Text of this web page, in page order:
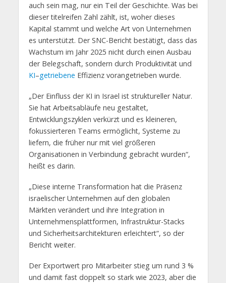
auch sein mag, nur ein Teil der Geschichte. Was bei
dieser titelreifen Zahl zählt, ist, woher dieses
Kapital stammt und welche Art von Unternehmen
es unterstützt. Der SNC-Bericht bestätigt, dass das
Wachstum im Jahr 2025 nicht durch einen Ausbau
der Belegschaft, sondern durch Produktivität und
KI–getriebene Effizienz vorangetrieben wurde.
„Der Einfluss der KI in Israel ist struktureller Natur.
Sie hat Arbeitsabläufe neu gestaltet,
Entwicklungszyklen verkürzt und es kleineren,
fokussierteren Teams ermöglicht, Systeme zu
liefern, die früher nur mit viel größeren
Organisationen in Verbindung gebracht wurden“,
heißt es darin.
„Diese interne Transformation hat die Präsenz
israelischer Unternehmen auf den globalen
Märkten verändert und ihre Integration in
Unternehmensplattformen, Infrastruktur-Stacks
und Sicherheitsarchitekturen erleichtert“, so der
Bericht weiter.
Der Exportwert pro Mitarbeiter stieg um rund 3 %
und damit fast doppelt so stark wie 2023, aber die